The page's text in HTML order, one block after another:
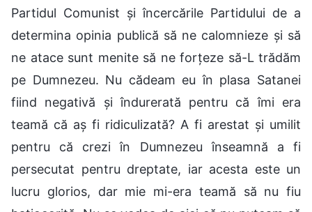
Partidul Comunist și încercările Partidului de a
determina opinia publică să ne calomnieze și să
ne atace sunt menite să ne forțeze să-L trădăm
pe Dumnezeu. Nu cădeam eu în plasa Satanei
fiind negativă și îndurerată pentru că îmi era
teamă că aș fi ridiculizată? A fi arestat și umilit
pentru că crezi în Dumnezeu înseamnă a fi
persecutat pentru dreptate, iar acesta este un
lucru glorios, dar mie mi-era teamă să nu fiu